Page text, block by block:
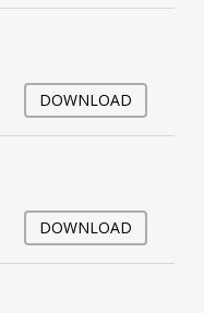
DOWNLOAD
DOWNLOAD